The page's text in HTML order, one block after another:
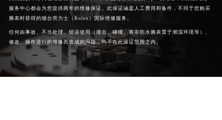
服务中心都会为您提供两年的维修保证。此保证涵盖人工费用和备件，不同于您购买
腕表时获得的烟台劳力士（Rolex）国际维修服务。
任何由事故、不当处理、错误使用（撞击、碰撞、将非防水腕表置于潮湿环境等）、
修改、操作进行的维修而造成的问题，均不在此保证范围之内。